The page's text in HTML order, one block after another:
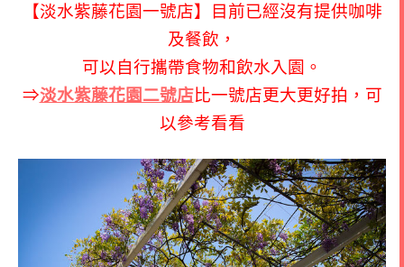
【淡水紫藤花園一號店】目前已經沒有提供咖啡
及餐飲，
可以自行攜帶食物和飲水入園。
⇒淡水紫藤花園二號店比一號店更大更好拍，可
以參考看看